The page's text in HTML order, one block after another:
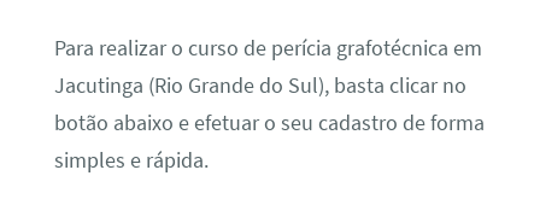
Para realizar o curso de perícia grafotécnica em
Jacutinga (Rio Grande do Sul), basta clicar no
botão abaixo e efetuar o seu cadastro de forma
simples e rápida.